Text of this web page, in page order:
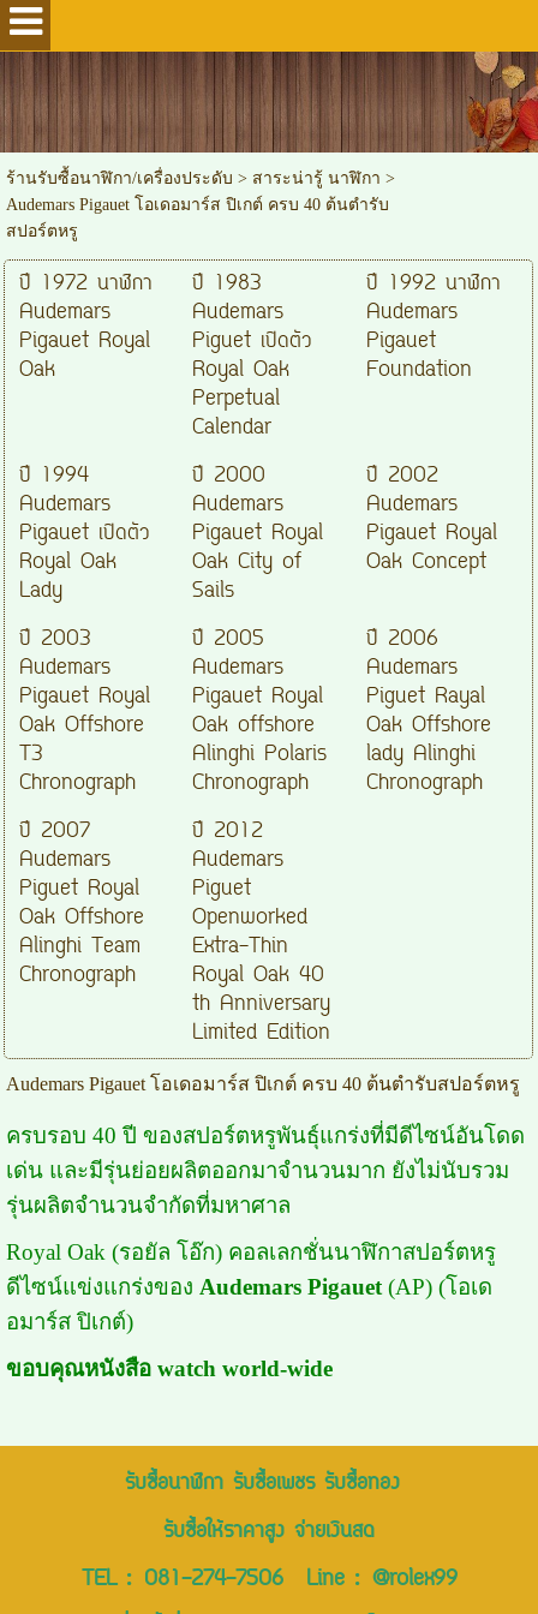
ร้านรับซื้อนาฬิกา/เครื่องประดับ > สาระน่ารู้ นาฬิกา >
Audemars Pigauet โอเดอมาร์ส ปิเกต์ ครบ 40 ต้นตำรับ
สปอร์ตหรู
ปี 1972 นาฬิกา
Audemars
Pigauet Royal
Oak
ปี 1983
Audemars
Piguet เปิดตัว
Royal Oak
Perpetual
Calendar
ปี 1992 นาฬิกา
Audemars
Pigauet
Foundation
ปี 1994
Audemars
Pigauet เปิดตัว
Royal Oak
Lady
ปี 2000
Audemars
Pigauet Royal
Oak City of
Sails
ปี 2002
Audemars
Pigauet Royal
Oak Concept
ปี 2003
Audemars
Pigauet Royal
Oak Offshore
T3
Chronograph
ปี 2005
Audemars
Pigauet Royal
Oak offshore
Alinghi Polaris
Chronograph
ปี 2006
Audemars
Piguet Rayal
Oak Offshore
lady Alinghi
Chronograph
ปี 2007
Audemars
Piguet Royal
Oak Offshore
Alinghi Team
Chronograph
ปี 2012
Audemars
Piguet
Openworked
Extra-Thin
Royal Oak 40
th Anniversary
Limited Edition
Audemars Pigauet โอเดอมาร์ส ปิเกต์ ครบ 40 ต้นตำรับสปอร์ตหรู
ครบรอบ 40 ปี ของสปอร์ตหรูพันธุ์แกร่งที่มีดีไซน์อันโดด
เด่น และมีรุ่นย่อยผลิตออกมาจำนวนมาก ยังไม่นับรวม
รุ่นผลิตจำนวนจำกัดที่มหาศาล
Royal Oak (รอยัล โอ๊ก) คอลเลกชั่นนาฬิกาสปอร์ตหรู
ดีไซน์แข่งแกร่งของ Audemars Pigauet(AP) (โอเด
อมาร์ส ปิเกต์)
ขอบคุณหนังสือ watch world-wide
รับซื้อนาฬิกา รับซื้อเพชร รับซื้อทอง
รับซื้อให้ราคาสูง จ่ายเงินสด
TEL : 081-274-7506Line : @rolex99